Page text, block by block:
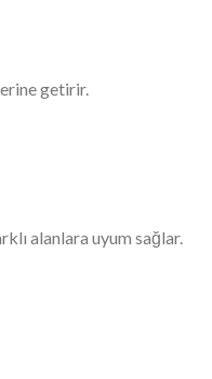
getirir.
alanlara uyum sağlar.